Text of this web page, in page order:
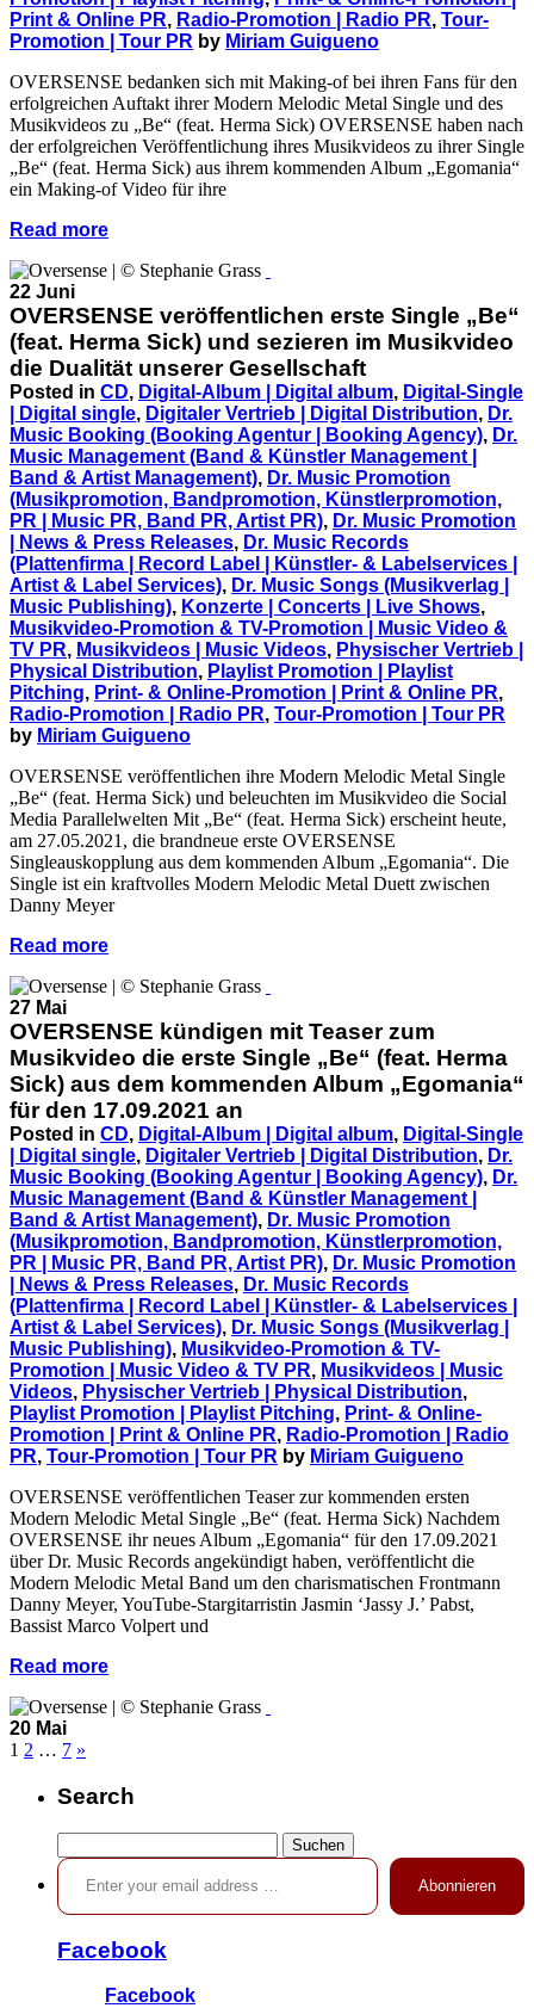
Print & Online PR, Radio-Promotion | Radio PR, Tour-
Promotion | Tour PR by Miriam Guigueno
OVERSENSE bedanken sich mit Making-of bei ihren Fans für den
erfolgreichen Auftakt ihrer Modern Melodic Metal Single und des
Musikvideos zu „Be“ (feat. Herma Sick) OVERSENSE haben nach
der erfolgreichen Veröffentlichung ihres Musikvideos zu ihrer Single
„Be“ (feat. Herma Sick) aus ihrem kommenden Album „Egomania“
ein Making-of Video für ihre
Read more
22 Juni
OVERSENSE veröffentlichen erste Single „Be“
(feat. Herma Sick) und sezieren im Musikvideo
die Dualität unserer Gesellschaft
Posted in CD, Digital-Album | Digital album, Digital-Single
| Digital single, Digitaler Vertrieb | Digital Distribution, Dr.
Music Booking (Booking Agentur | Booking Agency), Dr.
Music Management (Band & Künstler Management |
Band & Artist Management), Dr. Music Promotion
(Musikpromotion, Bandpromotion, Künstlerpromotion,
PR | Music PR, Band PR, Artist PR), Dr. Music Promotion
| News & Press Releases, Dr. Music Records
(Plattenfirma | Record Label | Künstler- & Labelservices |
Artist & Label Services), Dr. Music Songs (Musikverlag |
Music Publishing), Konzerte | Concerts | Live Shows,
Musikvideo-Promotion & TV-Promotion | Music Video &
TV PR, Musikvideos | Music Videos, Physischer Vertrieb |
Physical Distribution, Playlist Promotion | Playlist
Pitching, Print- & Online-Promotion | Print & Online PR,
Radio-Promotion | Radio PR, Tour-Promotion | Tour PR
by Miriam Guigueno
OVERSENSE veröffentlichen ihre Modern Melodic Metal Single
„Be“ (feat. Herma Sick) und beleuchten im Musikvideo die Social
Media Parallelwelten Mit „Be“ (feat. Herma Sick) erscheint heute,
am 27.05.2021, die brandneue erste OVERSENSE
Singleauskopplung aus dem kommenden Album „Egomania“. Die
Single ist ein kraftvolles Modern Melodic Metal Duett zwischen
Danny Meyer
Read more
27 Mai
OVERSENSE kündigen mit Teaser zum
Musikvideo die erste Single „Be“ (feat. Herma
Sick) aus dem kommenden Album „Egomania“
für den 17.09.2021 an
Posted in CD, Digital-Album | Digital album, Digital-Single
| Digital single, Digitaler Vertrieb | Digital Distribution, Dr.
Music Booking (Booking Agentur | Booking Agency), Dr.
Music Management (Band & Künstler Management |
Band & Artist Management), Dr. Music Promotion
(Musikpromotion, Bandpromotion, Künstlerpromotion,
PR | Music PR, Band PR, Artist PR), Dr. Music Promotion
| News & Press Releases, Dr. Music Records
(Plattenfirma | Record Label | Künstler- & Labelservices |
Artist & Label Services), Dr. Music Songs (Musikverlag |
Music Publishing), Musikvideo-Promotion & TV-
Promotion | Music Video & TV PR, Musikvideos | Music
Videos, Physischer Vertrieb | Physical Distribution,
Playlist Promotion | Playlist Pitching, Print- & Online-
Promotion | Print & Online PR, Radio-Promotion | Radio
PR, Tour-Promotion | Tour PR by Miriam Guigueno
OVERSENSE veröffentlichen Teaser zur kommenden ersten
Modern Melodic Metal Single „Be“ (feat. Herma Sick) Nachdem
OVERSENSE ihr neues Album „Egomania“ für den 17.09.2021
über Dr. Music Records angekündigt haben, veröffentlicht die
Modern Melodic Metal Band um den charismatischen Frontmann
Danny Meyer, YouTube-Stargitarristin Jasmin ‘Jassy J.’ Pabst,
Bassist Marco Volpert und
Read more
20 Mai
1 2 … 7 »
Search
nach:
Enter your email address …
Abonnieren
Facebook
Facebook